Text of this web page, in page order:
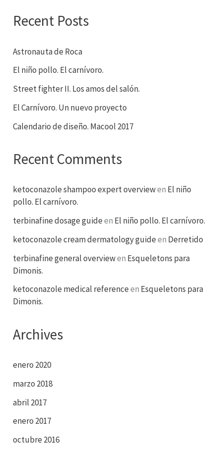
Recent Posts
Astronauta de Roca
El niño pollo. El carnívoro.
Street fighter II. Los amos del salón.
El Carnívoro. Un nuevo proyecto
Calendario de diseño. Macool 2017
Recent Comments
ketoconazole shampoo expert overviewen El niño
pollo. El carnívoro.
terbinafine dosage guideen El niño pollo. El carnívoro.
ketoconazole cream dermatology guideen Derretido
terbinafine general overviewen Esqueletons para
Dimonis.
ketoconazole medical referenceen Esqueletons para
Dimonis.
Archives
enero 2020
marzo 2018
abril 2017
enero 2017
octubre 2016